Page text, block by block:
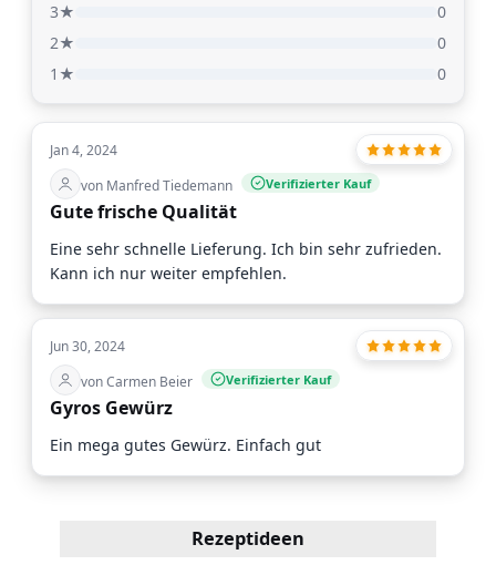
3★
0
2★
0
1★
0
Jan 4, 2024
von Manfred Tiedemann
Verifizierter Kauf
Gute frische Qualität
Eine sehr schnelle Lieferung. Ich bin sehr zufrieden.
Kann ich nur weiter empfehlen.
Jun 30, 2024
von Carmen Beier
Verifizierter Kauf
Gyros Gewürz
Ein mega gutes Gewürz. Einfach gut
Rezeptideen